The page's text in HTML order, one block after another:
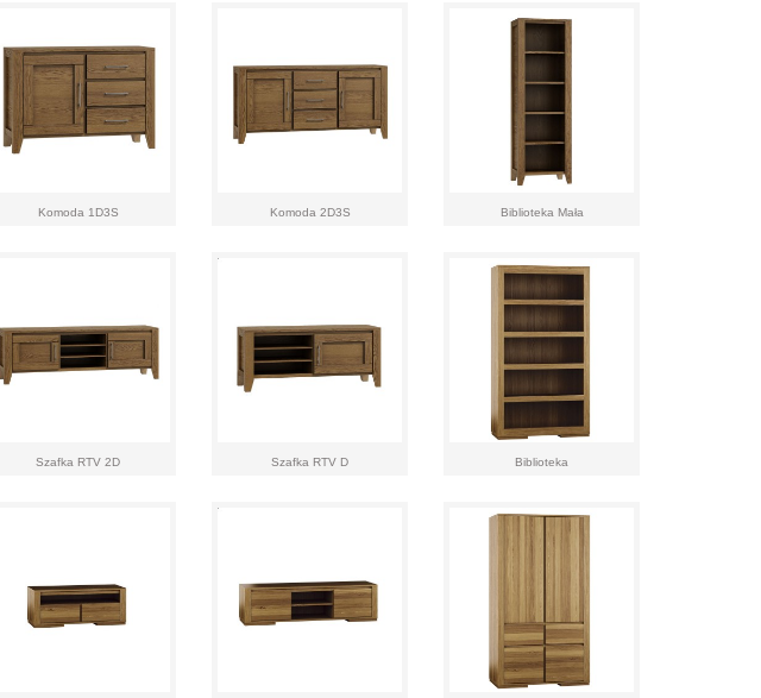
Komoda 1D3S Komoda 2D3S Biblioteka Mała
Szafka RTV 2D Szafka RTV D Biblioteka